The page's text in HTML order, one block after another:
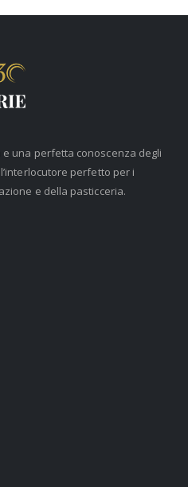
una perfetta conoscenza degli
perfetto per i
e della pasticceria.